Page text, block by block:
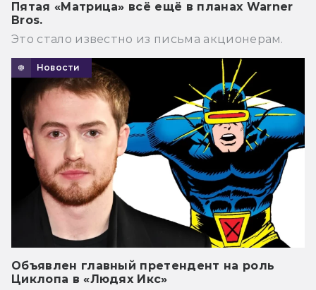
Пятая «Матрица» всё ещё в планах Warner
Bros.
Это стало известно из письма акционерам.
Новости
Объявлен главный претендент на роль
Циклопа в «Людях Икс»